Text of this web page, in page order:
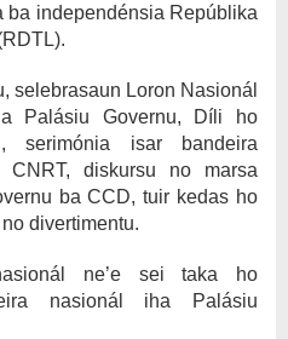
ba independénsia Repúblika
selebrasaun Loron Nasionál
Palásiu Governu, Díli ho
serimónia isar bandeira
CNRT, diskursu no marsa
ba CCD, tuir kedas ho
divertimentu.
ne’e sei taka ho
nasionál iha Palásiu